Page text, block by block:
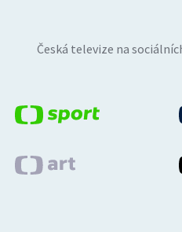
Česká televize na